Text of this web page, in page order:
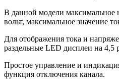
В данной модели максимальное
вольт, максимальное значение
Для отображения тока и
раздельные LED дисплеи на 4,5
Простое управление и
функция отключения канала.